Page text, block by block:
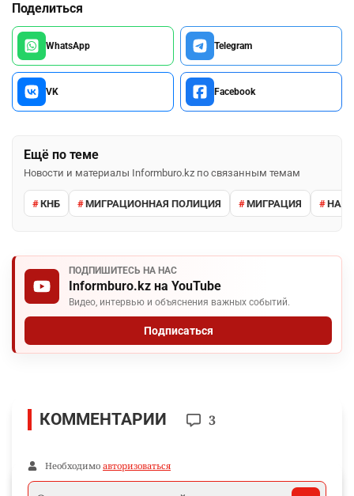
Поделиться
WhatsApp Telegram
VK Facebook
Ещё по теме
Новости и материалы Informburo.kz по связанным темам
КНБ МИГРАЦИОННАЯ ПОЛИЦИЯ МИГРАЦИЯ
ПОДПИШИТЕСЬ НА НАС
Informburo.kz на YouTube
Видео, интервью и объяснения важных событий.
Подписаться
КОММЕНТАРИИ 3
Необходимо авторизоваться